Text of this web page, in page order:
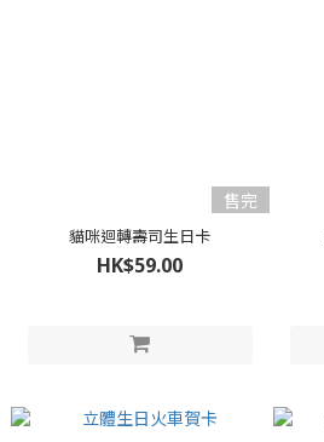
售完
貓咪迴轉壽司生日卡
HK$59.00